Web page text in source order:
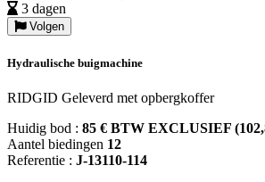
3 dagen
Volgen
Hydraulische buigmachine
RIDGID Geleverd met opbergkoffer
Huidig bod : 85 € BTW EXCLUSIEF
Aantel biedingen 12
Referentie : J-13110-114